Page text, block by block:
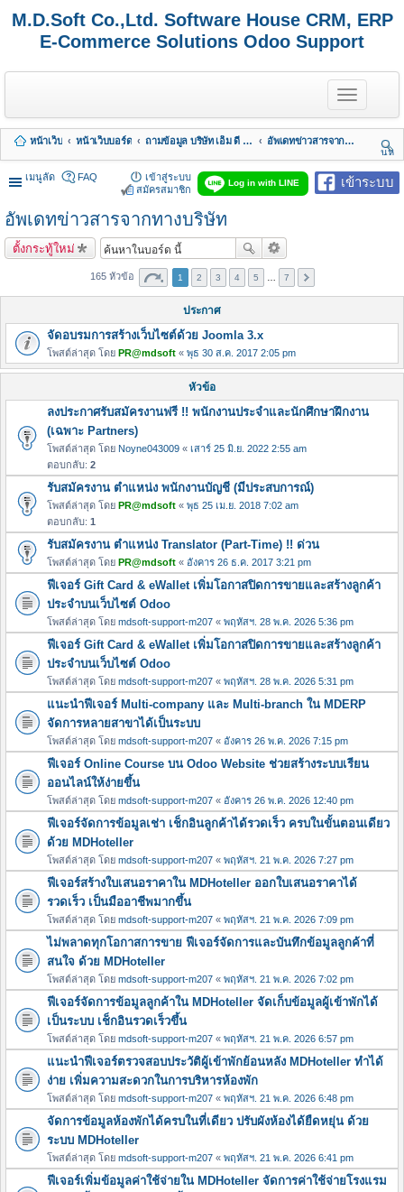
M.D.Soft Co.,Ltd. Software House CRM, ERP
E-Commerce Solutions Odoo Support
T
o
g
l
e
n
a
n
หน้าเว็บ หน้าเว็บบอร์ด ถามข้อมูล บริษัท เอ็ม ดี ซอฟต์ จำกัด
อัพเดทข่าวสารจากทางบริษัท
นห
า
เมนูลัด
เข้าระบบ
Log in with LINE
FAQ
เข้าสู่ระบบ
สมัครสมาชิก
อัพเดทข่าวสารจากทางบริษัท
ตั้งกระทู้ใหม่
165 หัวข้อ 1 2 3 4 5 7
ประกาศ
จัดอบรมการสร้างเว็บไซต์ด้วย Joomla 3.x
โพสต์ล่าสุด โดย PR@mdsoft « พุธ 30 ส.ค. 2017 2:05 pm
หัวข้อ
ลงประกาศรับสมัครงานฟรี !! พนักงานประจำและนักศึกษาฝึกงาน
(เฉพาะ Partners)
โพสต์ล่าสุด โดย Noyne043009 « เสาร์ 25 มิ.ย. 2022 2:55 am
ตอบกลับ: 2
รับสมัครงาน ตำแหน่ง พนักงานบัญชี (มีประสบการณ์)
โพสต์ล่าสุด โดย PR@mdsoft « พุธ 25 เม.ย. 2018 7:02 am
ตอบกลับ: 1
รับสมัครงาน ตำแหน่ง Translator (Part-Time) !! ด่วน
โพสต์ล่าสุด โดย PR@mdsoft « อังคาร 26 ธ.ค. 2017 3:21 pm
ฟีเจอร์ Gift Card & eWallet เพิ่มโอกาสปิดการขายและสร้างลูกค้า
ประจำบนเว็บไซต์ Odoo
โพสต์ล่าสุด โดย mdsoft-support-m207 « พฤหัสฯ. 28 พ.ค. 2026 5:36 pm
ฟีเจอร์ Gift Card & eWallet เพิ่มโอกาสปิดการขายและสร้างลูกค้า
ประจำบนเว็บไซต์ Odoo
โพสต์ล่าสุด โดย mdsoft-support-m207 « พฤหัสฯ. 28 พ.ค. 2026 5:31 pm
แนะนำฟีเจอร์ Multi-company และ Multi-branch ใน MDERP
จัดการหลายสาขาได้เป็นระบบ
โพสต์ล่าสุด โดย mdsoft-support-m207 « อังคาร 26 พ.ค. 2026 7:15 pm
ฟีเจอร์ Online Course บน Odoo Website ช่วยสร้างระบบเรียน
ออนไลน์ให้ง่ายขึ้น
โพสต์ล่าสุด โดย mdsoft-support-m207 « อังคาร 26 พ.ค. 2026 12:40 pm
ฟีเจอร์จัดการข้อมูลเช่า เช็กอินลูกค้าได้รวดเร็ว ครบในขั้นตอนเดียว
ด้วย MDHoteller
โพสต์ล่าสุด โดย mdsoft-support-m207 « พฤหัสฯ. 21 พ.ค. 2026 7:27 pm
ฟีเจอร์สร้างใบเสนอราคาใน MDHoteller ออกใบเสนอราคาได้
รวดเร็ว เป็นมืออาชีพมากขึ้น
โพสต์ล่าสุด โดย mdsoft-support-m207 « พฤหัสฯ. 21 พ.ค. 2026 7:09 pm
ไม่พลาดทุกโอกาสการขาย ฟีเจอร์จัดการและบันทึกข้อมูลลูกค้าที่
สนใจ ด้วย MDHoteller
โพสต์ล่าสุด โดย mdsoft-support-m207 « พฤหัสฯ. 21 พ.ค. 2026 7:02 pm
ฟีเจอร์จัดการข้อมูลลูกค้าใน MDHoteller จัดเก็บข้อมูลผู้เข้าพักได้
เป็นระบบ เช็กอินรวดเร็วขึ้น
โพสต์ล่าสุด โดย mdsoft-support-m207 « พฤหัสฯ. 21 พ.ค. 2026 6:57 pm
แนะนำฟีเจอร์ตรวจสอบประวัติผู้เข้าพักย้อนหลัง MDHoteller ทำได้
ง่าย เพิ่มความสะดวกในการบริหารห้องพัก
โพสต์ล่าสุด โดย mdsoft-support-m207 « พฤหัสฯ. 21 พ.ค. 2026 6:48 pm
จัดการข้อมูลห้องพักได้ครบในที่เดียว ปรับผังห้องได้ยืดหยุ่น ด้วย
ระบบ MDHoteller
โพสต์ล่าสุด โดย mdsoft-support-m207 « พฤหัสฯ. 21 พ.ค. 2026 6:41 pm
ฟีเจอร์เพิ่มข้อมูลค่าใช้จ่ายใน MDHoteller จัดการค่าใช้จ่ายโรงแรม